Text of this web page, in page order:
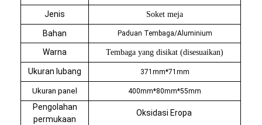
Jenis Soket meja
Bahan Paduan Tembaga/Aluminium
Warna Tembaga yang disikat (disesuaikan)
Ukuran lubang 371mm*71mm
Ukuran panel 400mm*80mm*55mm
Pengolahan
permukaan
Oksidasi Eropa